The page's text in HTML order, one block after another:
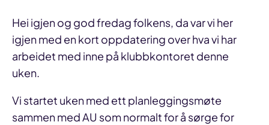
Hei igjen og god fredag folkens, da var vi her
igjen med en kort oppdatering over hva vi har
arbeidet med inne på klubbkontoret denne
uken.
Vi startet uken med ett planleggingsmøte
sammen med AU som normalt for å sørge for